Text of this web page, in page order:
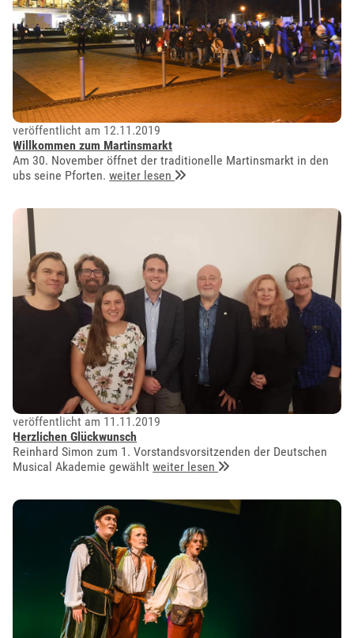
veröffentlicht am 12.11.2019
Willkommen zum Martinsmarkt
Am 30. November öffnet der traditionelle Martinsmarkt in den
ubs seine Pforten.weiter lesen
veröffentlicht am 11.11.2019
Herzlichen Glückwunsch
Reinhard Simon zum 1. Vorstandsvorsitzenden der Deutschen
Musical Akademie gewähltweiter lesen